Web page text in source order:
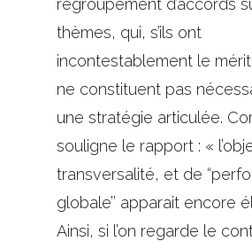
regroupement d’accords
thèmes, qui, s’ils ont
incontestablement le
ne constituent pas
une stratégie articulée.
souligne le rapport : «
transversalité, et de
globale’’ apparait encore
Ainsi, si l’on regarde le